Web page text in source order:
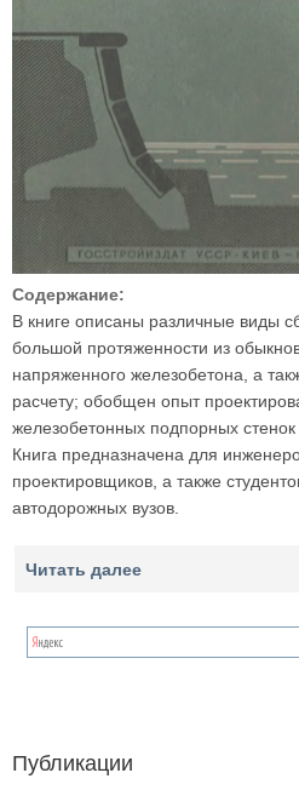
Содержание:
В книге описаны различные виды
большой протяженности из
напряженного железобетона, а
расчету; обобщен опыт
железобетонных подпорных стенок
Книга предназначена для
проектировщиков, а также
автодорожных вузов.
Читать далее
Публикации